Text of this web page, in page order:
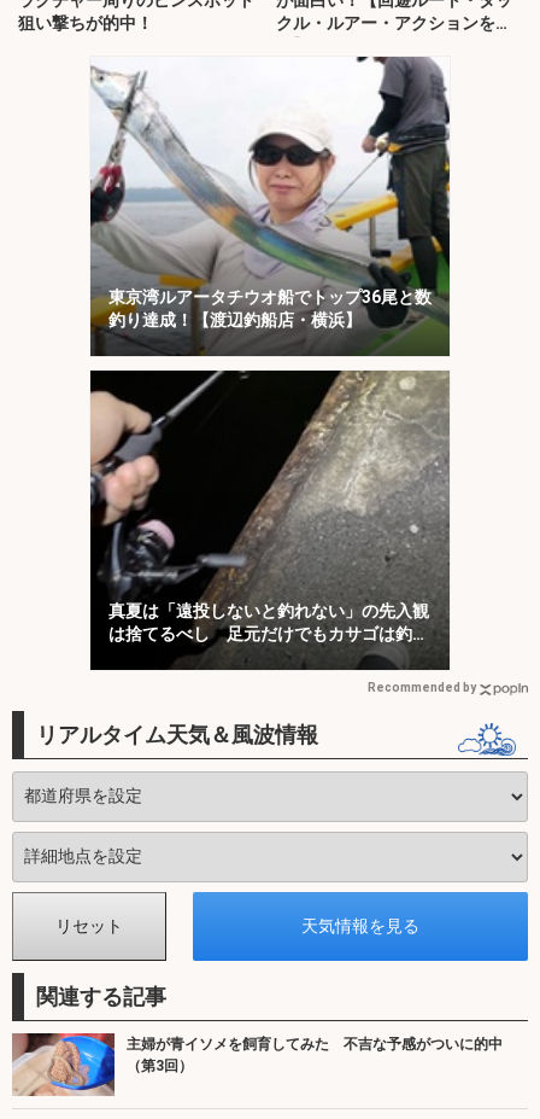
狙い撃ちが的中！
クル・ルアー・アクションを解
東京湾ルアータチウオ船でトップ36尾と数
釣り達成！【渡辺釣船店・横浜】
真夏は「遠投しないと釣れない」の先入観
は捨てるべし 足元だけでもカサゴは釣れ
Recommended by
リアルタイム天気＆風波情報
関連する記事
主婦が青イソメを飼育してみた 不吉な予感がついに的中
（第3回）